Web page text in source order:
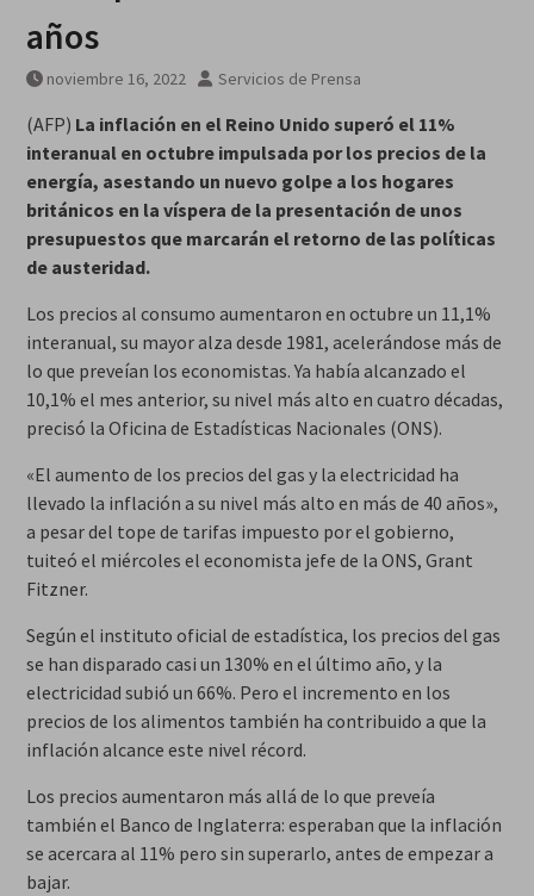
años
noviembre 16, 2022 Servicios de Prensa
(AFP) La inflación en el Reino Unido superó el 11%
interanual en octubre impulsada por los precios de la
energía, asestando un nuevo golpe a los hogares
británicos en la víspera de la presentación de unos
presupuestos que marcarán el retorno de las políticas
de austeridad.
Los precios al consumo aumentaron en octubre un 11,1%
interanual, su mayor alza desde 1981, acelerándose más de
lo que preveían los economistas. Ya había alcanzado el
10,1% el mes anterior, su nivel más alto en cuatro décadas,
precisó la Oficina de Estadísticas Nacionales (ONS).
«El aumento de los precios del gas y la electricidad ha
llevado la inflación a su nivel más alto en más de 40 años»,
a pesar del tope de tarifas impuesto por el gobierno,
tuiteó el miércoles el economista jefe de la ONS, Grant
Fitzner.
Según el instituto oficial de estadística, los precios del gas
se han disparado casi un 130% en el último año, y la
electricidad subió un 66%. Pero el incremento en los
precios de los alimentos también ha contribuido a que la
inflación alcance este nivel récord.
Los precios aumentaron más allá de lo que preveía
también el Banco de Inglaterra: esperaban que la inflación
se acercara al 11% pero sin superarlo, antes de empezar a
bajar.